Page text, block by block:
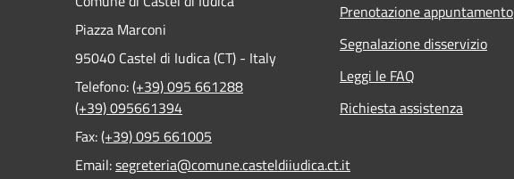
Piazza Marconi
95040 Castel di Iudica (CT) - Italy
Telefono:(+39) 095 661288
(+39) 095661394
Fax:(+39) 095 661005
Email:segreteria@comune.casteldiiudica.ct.it
Prenotazione appuntamento
Segnalazione disservizio
Leggi le FAQ
Richiesta assistenza